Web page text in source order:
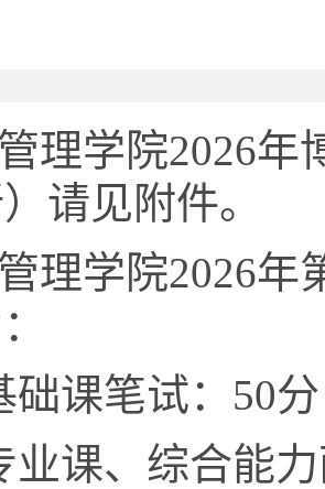
理学院2026
请见附件。
理学院2026
础课笔试：50分
业课、综合能